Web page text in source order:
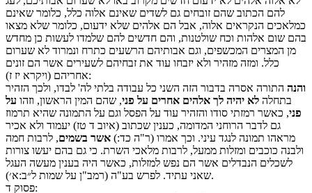
להם הכתוב שהם זובחים גם לשדים שאינם אלוה כלל, כלומר שאינם
כמלאכים הנקראים אלוה, אבל הם אלהים שלא ידעום, כלומר שלא מצאו
בהם שום אלהות וכח שולטנות, והם חדשים להם שלמדו לעשות כן מחדש
מן המצרים המכשפים, וגם אבותיהם הרשעים כתרח ונמרוד לא שערום
כלל. ומזה מזהיר ולא יזבחו עוד את זבחיהם לשעירים אשר הם זונים
אחריהם (ויקרא יז ז):
והנה התורה אסרה בדבור הזה השני כל עבודה בלתי לה' לבדו, ולכך הזהיר
בתחלה לא יהיה לך אלהים אחרים על פני, שהם המין הראשון, וזהו על
פני, כאשר רמזתי סודו והזהיר עוד על הפסל וגם על התמונה שהיא תרמוז
גם לדבר הרוחני המדומה, כענין שכתוב (איוב ד טז) יעמוד ולא אכיר
מראהו תמונה לנגד עיני. וכך אמרו (ר"ה כד:) אשר בשמים, לרבות חמה
ולבנה כוכבים ומזלות ממעל, לרבות מלאכי השרת. כי גם בהם יעשו צורות
לשכלים הנבדלים אשר הם נפש למזלות, כאשר היה בענין מעשה העגל
שאני עתיד. לפרש בע"ה (רמב"ן על שמות ל״ב:א׳).
פסוק ד
: